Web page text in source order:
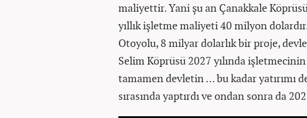
maliyettir. Yani şu an Çanakkale
yıllık işletme maliyeti 40 milyon
Otoyolu, 8 milyar dolarlık bir proje,
Selim Köprüsü 2027 yılında
tamamen devletin … bu kadar yatırımı
sırasında yaptırdı ve ondan sonra da